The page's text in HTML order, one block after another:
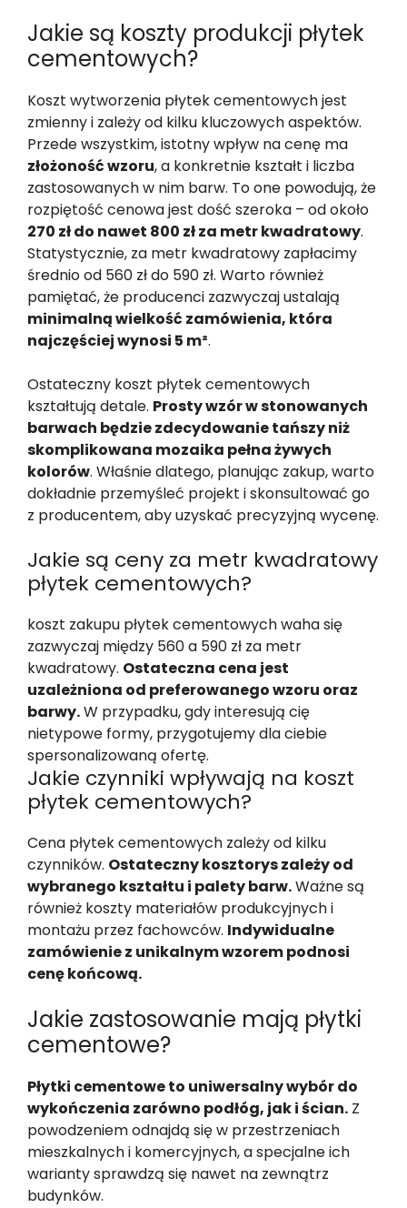
Jakie są koszty produkcji płytek
cementowych?
Koszt wytworzenia płytek cementowych jest
zmienny i zależy od kilku kluczowych aspektów.
Przede wszystkim, istotny wpływ na cenę ma
złożoność wzoru, a konkretnie kształt i liczba
zastosowanych w nim barw. To one powodują, że
rozpiętość cenowa jest dość szeroka – od około
270 zł do nawet 800 zł za metr kwadratowy.
Statystycznie, za metr kwadratowy zapłacimy
średnio od 560 zł do 590 zł. Warto również
pamiętać, że producenci zazwyczaj ustalają
minimalną wielkość zamówienia, która
najczęściej wynosi 5 m².
Ostateczny koszt płytek cementowych
kształtują detale. Prosty wzór w stonowanych
barwach będzie zdecydowanie tańszy niż
skomplikowana mozaika pełna żywych
kolorów. Właśnie dlatego, planując zakup, warto
dokładnie przemyśleć projekt i skonsultować go
z producentem, aby uzyskać precyzyjną wycenę.
Jakie są ceny za metr kwadratowy
płytek cementowych?
koszt zakupu płytek cementowych waha się
zazwyczaj między 560 a 590 zł za metr
kwadratowy. Ostateczna cena jest
uzależniona od preferowanego wzoru oraz
barwy.W przypadku, gdy interesują cię
nietypowe formy, przygotujemy dla ciebie
spersonalizowaną ofertę.
Jakie czynniki wpływają na koszt
płytek cementowych?
Cena płytek cementowych zależy od kilku
czynników. Ostateczny kosztorys zależy od
wybranego kształtu i palety barw.Ważne są
również koszty materiałów produkcyjnych i
montażu przez fachowców. Indywidualne
zamówienie z unikalnym wzorem podnosi
cenę końcową.
Jakie zastosowanie mają płytki
cementowe?
Płytki cementowe to uniwersalny wybór do
wykończenia zarówno podłóg, jak i ścian. Z
powodzeniem odnajdą się w przestrzeniach
mieszkalnych i komercyjnych, a specjalne ich
warianty sprawdzą się nawet na zewnątrz
budynków.